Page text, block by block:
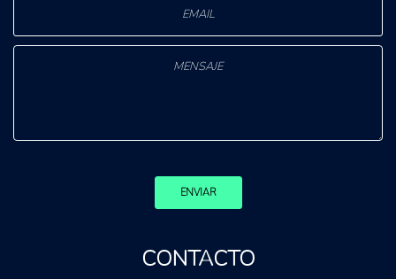
ENVIAR
CONTACTO